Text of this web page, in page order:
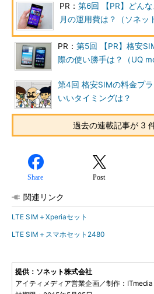
PR： 第6回 【PR】どん
月の運用費は？（ソネッ
PR： 第5回 【PR】格安
際の使い勝手は？（UQ
第4回 格安SIMの料金プ
いいタイミングは？
過去の連載記事が 3
Share Post
関連リンク
LTE SIM＋Xperiaセット
LTE SIM＋スマホセット2480
提供：ソネット株式会社
アイティメディア営業企画／制作：